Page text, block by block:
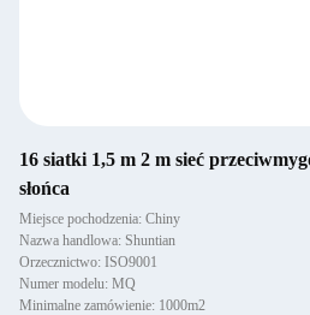
16 siatki 1,5 m 2 m sieć
słońca
Miejsce pochodzenia: Chiny
Nazwa handlowa: Shuntian
Orzecznictwo: ISO9001
Numer modelu: MQ
Minimalne zamówienie: 1000m2